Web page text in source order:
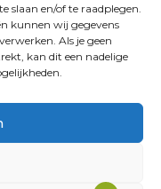
slaan en/of te raadplegen.
kunnen wij gegevens
Als je geen
kan dit een nadelige